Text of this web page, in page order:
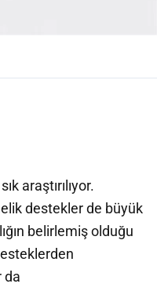
araştırılıyor.
destekler de büyük
belirlemiş olduğu
da